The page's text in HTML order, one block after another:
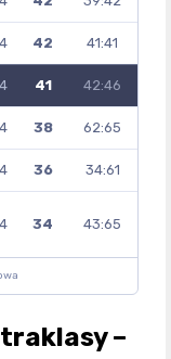
42 41:41
41 42:46
38 62:65
36 34:61
34 43:65
–